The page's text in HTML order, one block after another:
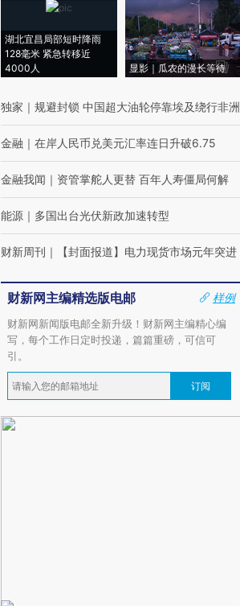
湖北宜昌局部短时降雨
128毫米 紧急转移近
4000人
显影｜瓜农的漫长等待
独家 ｜ 规避封锁 中国超大油轮停靠埃及绕行非洲
金融 ｜ 在岸人民币兑美元汇率连日升破6.75
金融我闻 ｜ 资管掌舵人更替 百年人寿僵局何解
能源 ｜ 多国出台光伏新政加速转型
财新周刊 ｜ 【封面报道】电力现货市场元年突进
财新网主编精选版电邮
样例
财新网新闻版电邮全新升级！财新网主编精心编
写，每个工作日定时投递，篇篇重磅，可信可
引。
订阅